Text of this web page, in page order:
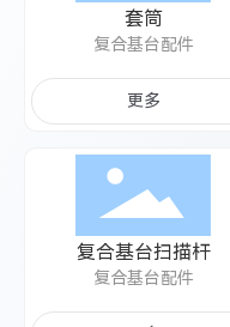
套筒
复合基台配件
更多
复合基台扫描杆
复合基台配件